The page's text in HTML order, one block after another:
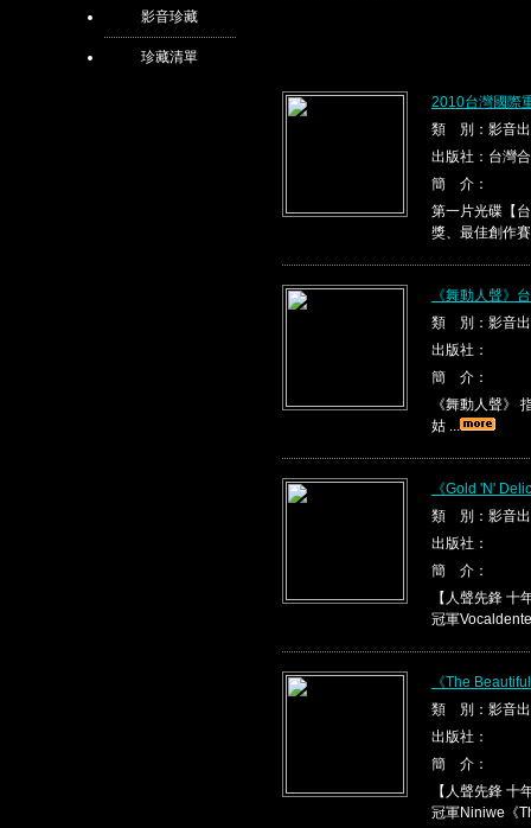
影音珍藏
珍藏清單
2010台灣國際
類 別：影音
出版社：台灣
簡 介：
第一片光碟【
獎、最佳創作
《舞動人聲》
類 別：影音
出版社：
簡 介：
《舞動人聲》
姑 ...
《Gold 'N'
類 別：影音
出版社：
簡 介：
【人聲先鋒
冠軍
《The
類 別：影音
出版社：
簡 介：
【人聲先鋒
冠軍Niniwe《